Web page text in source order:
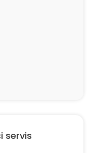
servis